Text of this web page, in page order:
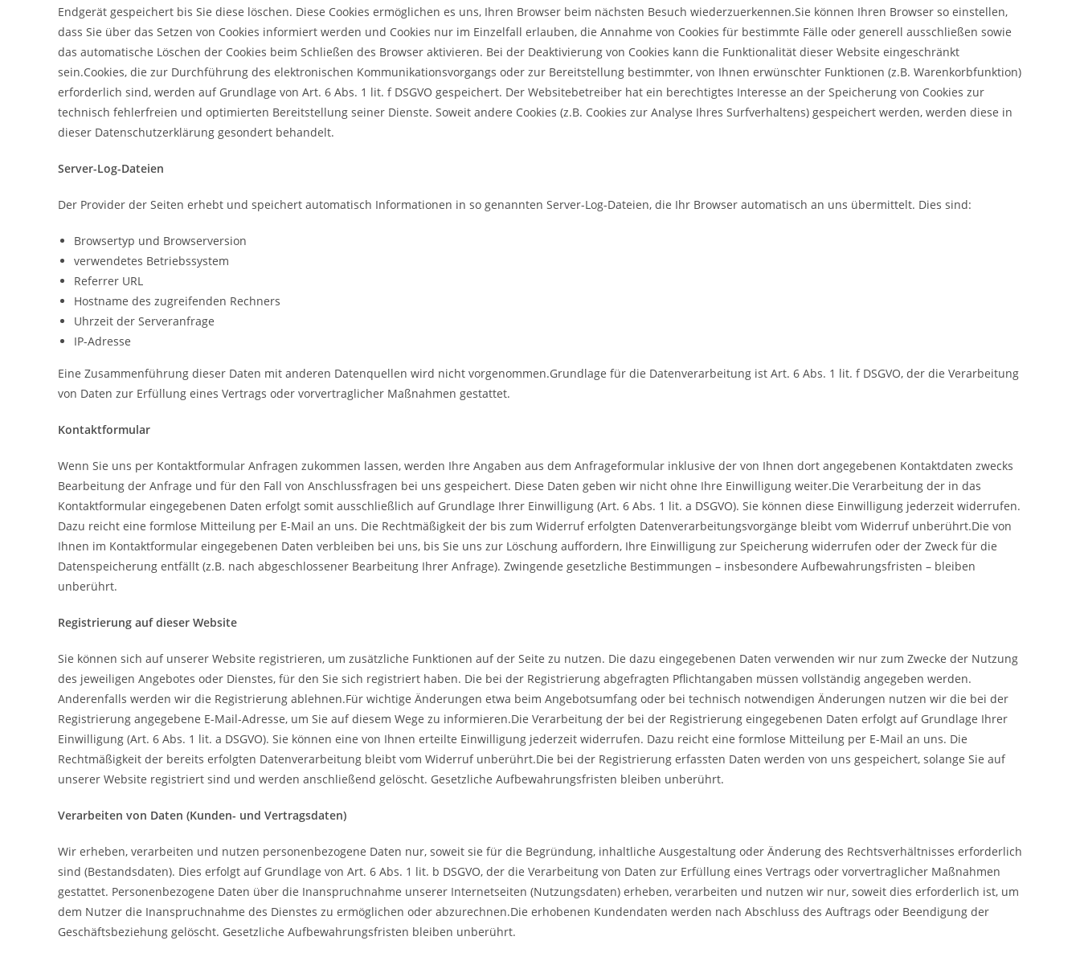
Endgerät gespeichert bis Sie diese löschen. Diese Cookies ermöglichen es uns, Ihren Browser beim nächsten Besuch wiederzuerkennen.Sie können Ihren Browser so einstellen,
dass Sie über das Setzen von Cookies informiert werden und Cookies nur im Einzelfall erlauben, die Annahme von Cookies für bestimmte Fälle oder generell ausschließen sowie
das automatische Löschen der Cookies beim Schließen des Browser aktivieren. Bei der Deaktivierung von Cookies kann die Funktionalität dieser Website eingeschränkt
sein.Cookies, die zur Durchführung des elektronischen Kommunikationsvorgangs oder zur Bereitstellung bestimmter, von Ihnen erwünschter Funktionen (z.B. Warenkorbfunktion)
erforderlich sind, werden auf Grundlage von Art. 6 Abs. 1 lit. f DSGVO gespeichert. Der Websitebetreiber hat ein berechtigtes Interesse an der Speicherung von Cookies zur
technisch fehlerfreien und optimierten Bereitstellung seiner Dienste. Soweit andere Cookies (z.B. Cookies zur Analyse Ihres Surfverhaltens) gespeichert werden, werden diese in
dieser Datenschutzerklärung gesondert behandelt.
Server-Log-Dateien
Der Provider der Seiten erhebt und speichert automatisch Informationen in so genannten Server-Log-Dateien, die Ihr Browser automatisch an uns übermittelt. Dies sind:
Browsertyp und Browserversion
verwendetes Betriebssystem
Referrer URL
Hostname des zugreifenden Rechners
Uhrzeit der Serveranfrage
IP-Adresse
Eine Zusammenführung dieser Daten mit anderen Datenquellen wird nicht vorgenommen.Grundlage für die Datenverarbeitung ist Art. 6 Abs. 1 lit. f DSGVO, der die Verarbeitung
von Daten zur Erfüllung eines Vertrags oder vorvertraglicher Maßnahmen gestattet.
Kontaktformular
Wenn Sie uns per Kontaktformular Anfragen zukommen lassen, werden Ihre Angaben aus dem Anfrageformular inklusive der von Ihnen dort angegebenen Kontaktdaten zwecks
Bearbeitung der Anfrage und für den Fall von Anschlussfragen bei uns gespeichert. Diese Daten geben wir nicht ohne Ihre Einwilligung weiter.Die Verarbeitung der in das
Kontaktformular eingegebenen Daten erfolgt somit ausschließlich auf Grundlage Ihrer Einwilligung (Art. 6 Abs. 1 lit. a DSGVO). Sie können diese Einwilligung jederzeit widerrufen.
Dazu reicht eine formlose Mitteilung per E-Mail an uns. Die Rechtmäßigkeit der bis zum Widerruf erfolgten Datenverarbeitungsvorgänge bleibt vom Widerruf unberührt.Die von
Ihnen im Kontaktformular eingegebenen Daten verbleiben bei uns, bis Sie uns zur Löschung auffordern, Ihre Einwilligung zur Speicherung widerrufen oder der Zweck für die
Datenspeicherung entfällt (z.B. nach abgeschlossener Bearbeitung Ihrer Anfrage). Zwingende gesetzliche Bestimmungen – insbesondere Aufbewahrungsfristen – bleiben
unberührt.
Registrierung auf dieser Website
Sie können sich auf unserer Website registrieren, um zusätzliche Funktionen auf der Seite zu nutzen. Die dazu eingegebenen Daten verwenden wir nur zum Zwecke der Nutzung
des jeweiligen Angebotes oder Dienstes, für den Sie sich registriert haben. Die bei der Registrierung abgefragten Pflichtangaben müssen vollständig angegeben werden.
Anderenfalls werden wir die Registrierung ablehnen.Für wichtige Änderungen etwa beim Angebotsumfang oder bei technisch notwendigen Änderungen nutzen wir die bei der
Registrierung angegebene E-Mail-Adresse, um Sie auf diesem Wege zu informieren.Die Verarbeitung der bei der Registrierung eingegebenen Daten erfolgt auf Grundlage Ihrer
Einwilligung (Art. 6 Abs. 1 lit. a DSGVO). Sie können eine von Ihnen erteilte Einwilligung jederzeit widerrufen. Dazu reicht eine formlose Mitteilung per E-Mail an uns. Die
Rechtmäßigkeit der bereits erfolgten Datenverarbeitung bleibt vom Widerruf unberührt.Die bei der Registrierung erfassten Daten werden von uns gespeichert, solange Sie auf
unserer Website registriert sind und werden anschließend gelöscht. Gesetzliche Aufbewahrungsfristen bleiben unberührt.
Verarbeiten von Daten (Kunden- und Vertragsdaten)
Wir erheben, verarbeiten und nutzen personenbezogene Daten nur, soweit sie für die Begründung, inhaltliche Ausgestaltung oder Änderung des Rechtsverhältnisses erforderlich
sind (Bestandsdaten). Dies erfolgt auf Grundlage von Art. 6 Abs. 1 lit. b DSGVO, der die Verarbeitung von Daten zur Erfüllung eines Vertrags oder vorvertraglicher Maßnahmen
gestattet. Personenbezogene Daten über die Inanspruchnahme unserer Internetseiten (Nutzungsdaten) erheben, verarbeiten und nutzen wir nur, soweit dies erforderlich ist, um
dem Nutzer die Inanspruchnahme des Dienstes zu ermöglichen oder abzurechnen.Die erhobenen Kundendaten werden nach Abschluss des Auftrags oder Beendigung der
Geschäftsbeziehung gelöscht. Gesetzliche Aufbewahrungsfristen bleiben unberührt.